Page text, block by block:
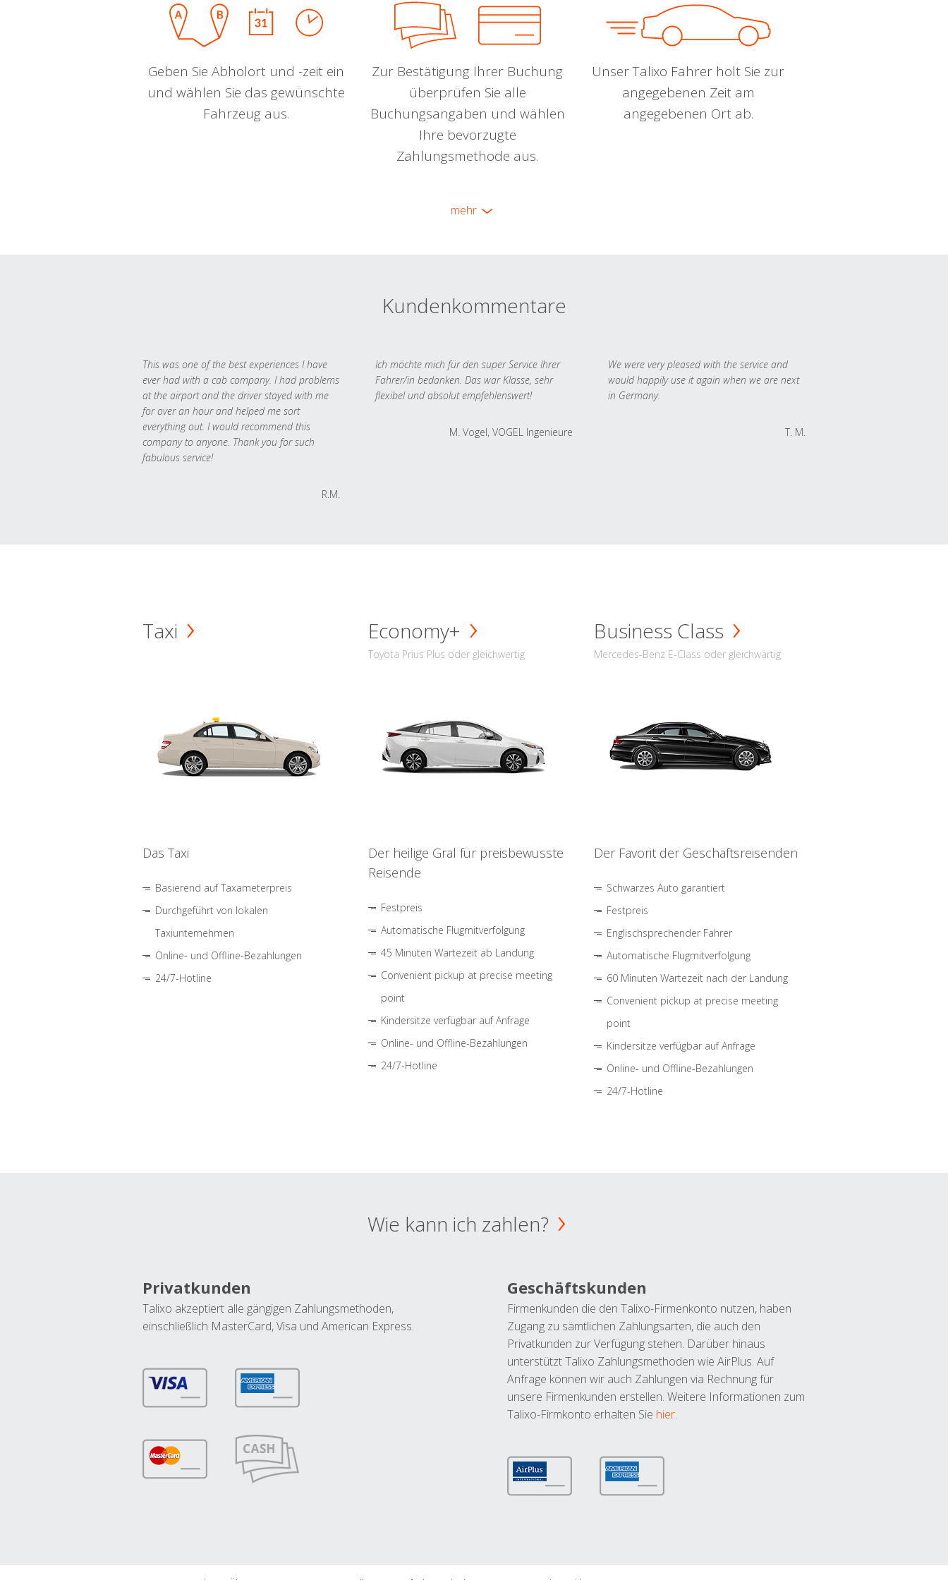
Geben Sie Abholort und -zeit ein
und wählen Sie das gewünschte
Fahrzeug aus.
Zur Bestätigung Ihrer Buchung
überprüfen Sie alle
Buchungsangaben und wählen
Ihre bevorzugte
Zahlungsmethode aus.
Unser Talixo Fahrer holt Sie zur
angegebenen Zeit am
angegebenen Ort ab.
mehr
Kundenkommentare
This was one of the best experiences I have
ever had with a cab company. I had problems
at the airport and the driver stayed with me
for over an hour and helped me sort
everything out. I would recommend this
company to anyone. Thank you for such
fabulous service!
R.M.
Ich möchte mich für den super Service Ihrer
Fahrer/in bedanken. Das war Klasse, sehr
flexibel und absolut empfehlenswert!
M. Vogel, VOGEL Ingenieure
We were very pleased with the service and
would happily use it again when we are next
in Germany.
T. M.
Taxi
Das Taxi
Basierend auf Taxameterpreis
Durchgeführt von lokalen
Taxiunternehmen
Online- und Offline-Bezahlungen
24/7-Hotline
Economy+
Toyota Prius Plus oder gleichwertig
Der heilige Gral für preisbewusste
Reisende
Festpreis
Automatische Flugmitverfolgung
45 Minuten Wartezeit ab Landung
Convenient pickup at precise meeting
point
Kindersitze verfügbar auf Anfrage
Online- und Offline-Bezahlungen
24/7-Hotline
Business Class
Mercedes-Benz E-Class oder gleichwärtig
Der Favorit der Geschäftsreisenden
Schwarzes Auto garantiert
Festpreis
Englischsprechender Fahrer
Automatische Flugmitverfolgung
60 Minuten Wartezeit nach der Landung
Convenient pickup at precise meeting
point
Kindersitze verfügbar auf Anfrage
Online- und Offline-Bezahlungen
24/7-Hotline
Wie kann ich zahlen?
Privatkunden
Talixo akzeptiert alle gängigen Zahlungsmethoden,
einschließlich MasterCard, Visa und American Express.
Geschäftskunden
Firmenkunden die den Talixo-Firmenkonto nutzen, haben
Zugang zu sämtlichen Zahlungsarten, die auch den
Privatkunden zur Verfügung stehen. Darüber hinaus
unterstützt Talixo Zahlungsmethoden wie AirPlus. Auf
Anfrage können wir auch Zahlungen via Rechnung für
unsere Firmenkunden erstellen. Weitere Informationen zum
Talixo-Firmkonto erhalten Sie hier.